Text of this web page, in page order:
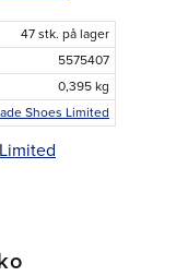
47 stk. på lager
5575407
0,395 kg
Shoes Limited